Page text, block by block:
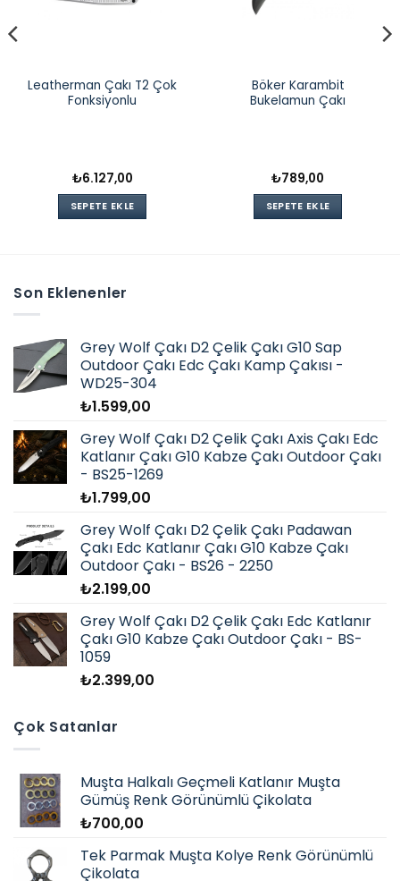
Leatherman Çakı T2 Çok
Fonksiyonlu
₺6.127,00
SEPETE EKLE
Böker Karambit
Bukelamun Çakı
₺789,00
SEPETE EKLE
Son Eklenenler
Grey Wolf Çakı D2 Çelik Çakı G10 Sap
Outdoor Çakı Edc Çakı Kamp Çakısı -
WD25-304
₺1.599,00
Grey Wolf Çakı D2 Çelik Çakı Axis Çakı Edc
Katlanır Çakı G10 Kabze Çakı Outdoor Çakı
- BS25-1269
₺1.799,00
Grey Wolf Çakı D2 Çelik Çakı Padawan
Çakı Edc Katlanır Çakı G10 Kabze Çakı
Outdoor Çakı - BS26 - 2250
₺2.199,00
Grey Wolf Çakı D2 Çelik Çakı Edc Katlanır
Çakı G10 Kabze Çakı Outdoor Çakı - BS-
1059
₺2.399,00
Çok Satanlar
Muşta Halkalı Geçmeli Katlanır Muşta
Gümüş Renk Görünümlü Çikolata
₺700,00
Tek Parmak Muşta Kolye Renk Görünümlü
Çikolata